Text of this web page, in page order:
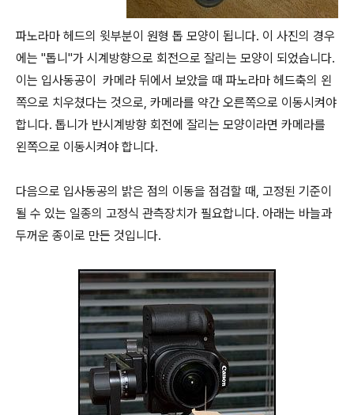
파노라마 헤드의 윗부분이 원형 톱 모양이 됩니다. 이 사진의 경우
에는 "톱니"가 시계방향으로 회전으로 잘리는 모양이 되었습니다.
이는 입사동공이 카메라 뒤에서 보았을 때 파노라마 헤드축의 왼
쪽으로 치우쳤다는 것으로, 카메라를 약간 오른쪽으로 이동시켜야
합니다. 톱니가 반시계방향 회전에 잘리는 모양이라면 카메라를
왼쪽으로 이동시켜야 합니다.
다음으로 입사동공의 밝은 점의 이동을 점검할 때, 고정된 기준이
될 수 있는 일종의 고정식 관측장치가 필요합니다. 아래는 바늘과
두꺼운 종이로 만든 것입니다.